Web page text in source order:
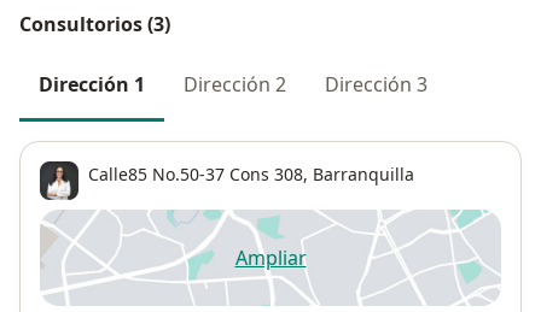
Consultorios (3)
Dirección 1 Dirección 2 Dirección 3
Calle85 No.50-37 Cons 308, Barranquilla
Ampliarse abre en una nueva